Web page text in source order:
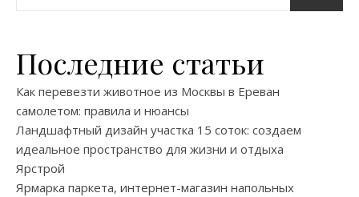
Последние статьи
Как перевезти животное из Москвы в Ереван
самолетом: правила и нюансы
Ландшафтный дизайн участка 15 соток: создаем
идеальное пространство для жизни и отдыха
Ярстрой
Ярмарка паркета, интернет-магазин напольных